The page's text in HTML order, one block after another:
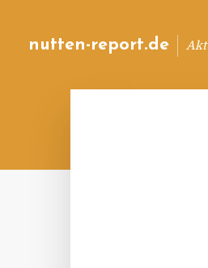
nutten-report.de